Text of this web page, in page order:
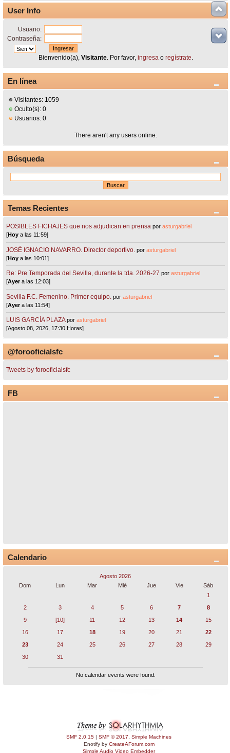
User Info
Usuario:
Contraseña:
Bienvenido(a), Visitante. Por favor, ingresao regístrate.
En línea
Visitantes: 1059
Oculto(s): 0
Usuarios: 0
There aren't any users online.
Búsqueda
Temas Recientes
POSIBLES FICHAJES que nos adjudican en prensa porasturgabriel
[Hoy a las 11:59]
JOSÉ IGNACIO NAVARRO. Director deportivo. porasturgabriel
[Hoy a las 10:01]
Re: Pre Temporada del Sevilla, durante la tda. 2026-27 porasturgabriel
[Ayera las 12:03]
Sevilla F.C. Femenino. Primer equipo. porasturgabriel
[Ayera las 11:54]
LUIS GARCÍA PLAZA porasturgabriel
[Agosto 08, 2026, 17:30 Horas]
@forooficialsfc
Tweets by forooficialsfc
FB
Calendario
Agosto 2026
Dom
Lun Mar Mié Jue Vie
Sáb
1
2
3 4 5 6 7
8
9
[10] 11 12 13 14
15
16
17 18 19 20 21
22
23
24 25 26 27 28
29
30
31
No calendar events were found.
SMF 2.0.15 | SMF © 2017
Simple Machines
Enotify by CreateAForum.com
Simple Audio Video Embedder